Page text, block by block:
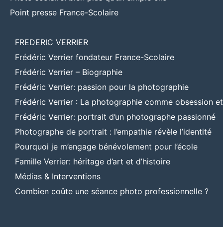
Point presse France-Scolaire
FREDERIC VERRIER
Frédéric Verrier fondateur France-Scolaire
Frédéric Verrier – Biographie
Frédéric Verrier: passion pour la photographie
Frédéric Verrier : La photographie comme obsession
Frédéric Verrier: portrait d’un photographe passionné
Photographe de portrait : l’empathie révèle l’identité
Pourquoi je m’engage bénévolement pour l’école
Famille Verrier: héritage d’art et d’histoire
Médias & Interventions
Combien coûte une séance photo professionnelle ?